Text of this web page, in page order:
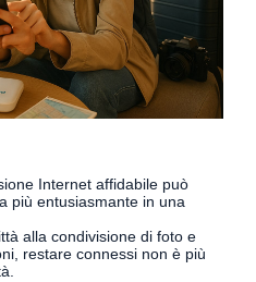
Internet affidabile può
più entusiasmante in una
alla condivisione di foto e
restare connessi non è più